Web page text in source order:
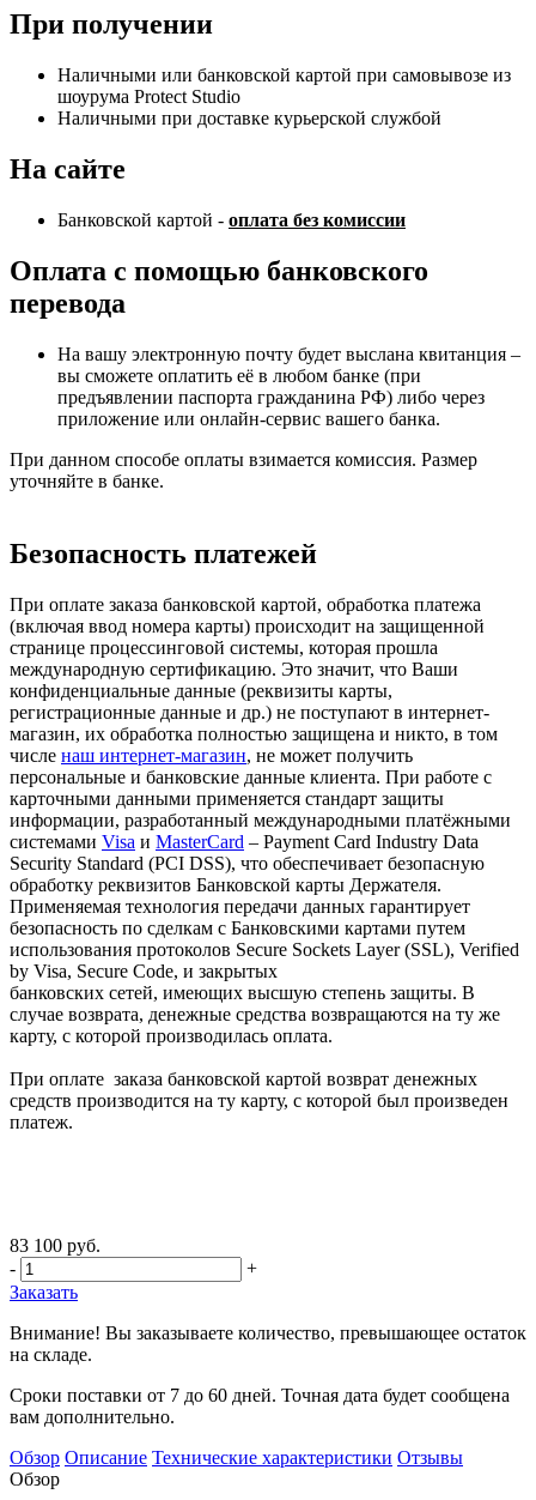
При получении
Наличными или банковской картой при самовывозе из
шоурума Protect Studio
Наличными при доставке курьерской службой
На сайте
Банковской картой - оплата без комиссии
Оплата с помощью банковского
перевода
На вашу электронную почту будет выслана квитанция –
вы сможете оплатить её в любом банке (при
предъявлении паспорта гражданина РФ) либо через
приложение или онлайн-сервис вашего банка.
При данном способе оплаты взимается комиссия. Размер
уточняйте в банке.
Безопасность платежей
При оплате заказа банковской картой, обработка платежа
(включая ввод номера карты) происходит на защищенной
странице процессинговой системы, которая прошла
международную сертификацию. Это значит, что Ваши
конфиденциальные данные (реквизиты карты,
регистрационные данные и др.) не поступают в интернет-
магазин, их обработка полностью защищена и никто, в том
числе наш интернет-магазин, не может получить
персональные и банковские данные клиента. При работе с
карточными данными применяется стандарт защиты
информации, разработанный международными платёжными
системами Visa и MasterCard – Payment Card Industry Data
Security Standard (PCI DSS), что обеспечивает безопасную
обработку реквизитов Банковской карты Держателя.
Применяемая технология передачи данных гарантирует
безопасность по сделкам с Банковскими картами путем
использования протоколов Secure Sockets Layer (SSL), Verified
by Visa, Secure Code, и закрытых
банковских сетей, имеющих высшую степень защиты. В
случае возврата, денежные средства возвращаются на ту же
карту, с которой производилась оплата.
При оплате заказа банковской картой возврат денежных
средств производится на ту карту, с которой был произведен
платеж.
83 100 руб.
-
+
Заказать
Внимание! Вы заказываете количество, превышающее остаток
на складе.
Сроки поставки от 7 до 60 дней. Точная дата будет сообщена
вам дополнительно.
Обзор Описание Технические характеристики Отзывы
Обзор